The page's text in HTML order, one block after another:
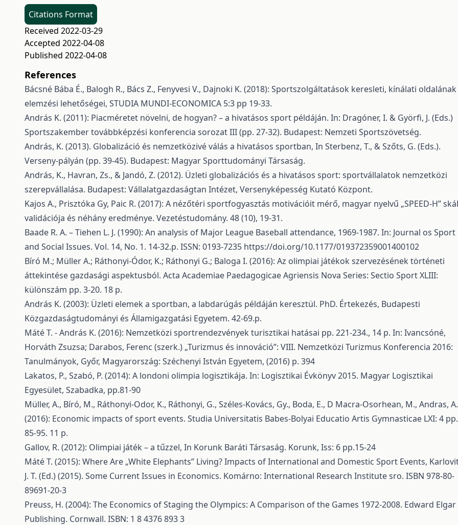
Citations Format
Received 2022-03-29
Accepted 2022-04-08
Published 2022-04-08
References
Bácsné Bába É., Balogh R., Bács Z., Fenyvesi V., Dajnoki K. (2018): Sportszolgáltatások keresleti, kínálati oldalának
elemzési lehetőségei, STUDIA MUNDI-ECONOMICA 5:3 pp 19-33.
András K. (2011): Piacméretet növelni, de hogyan? – a hivatásos sport példáján. In: Dragóner, I. & Györfi, J. (Eds.)
Sportszakember továbbképzési konferencia sorozat III (pp. 27-32). Budapest: Nemzeti Sportszövetség.
András, K. (2013). Globalizáció és nemzetközivé válás a hivatásos sportban, In Sterbenz, T., & Szőts, G. (Eds.).
Verseny-pályán (pp. 39-45). Budapest: Magyar Sporttudományi Társaság.
András, K., Havran, Zs., & Jandó, Z. (2012). Üzleti globalizációs és a hivatásos sport: sportvállalatok nemzetközi
szerepvállalása. Budapest: Vállalatgazdaságtan Intézet, Versenyképesség Kutató Központ.
Kajos A., Prisztóka Gy, Paic R. (2017): A nézőtéri sportfogyasztás motivációit mérő, magyar nyelvű „SPEED-H”
validációja és néhány eredménye. Vezetéstudomány. 48 (10), 19-31.
Baade R. A. – Tiehen L. J. (1990): An analysis of Major League Baseball attendance, 1969-1987. In: Journal os Sport
and Social Issues. Vol. 14, No. 1. 14-32.p. ISSN: 0193-7235 https://doi.org/10.1177/019372359001400102
Bíró M.; Müller A.; Ráthonyi-Ódor, K.; Ráthonyi G.; Baloga I. (2016): Az olimpiai játékok szervezésének történeti
áttekintése gazdasági aspektusból. Acta Academiae Paedagogicae Agriensis Nova Series: Sectio Sport XLIII:
különszám pp. 3-20. 18 p.
András K. (2003): Üzleti elemek a sportban, a labdarúgás példáján keresztül. PhD. Értekezés, Budapesti
Közgazdaságtudományi és Államigazgatási Egyetem. 42-69.p.
Máté T. - András K. (2016): Nemzetközi sportrendezvények turisztikai hatásai pp. 221-234., 14 p. In: Ivancsóné,
Horváth Zsuzsa; Darabos, Ferenc (szerk.) „Turizmus és innováció”: VIII. Nemzetközi Turizmus Konferencia 2016:
Tanulmányok, Győr, Magyarország: Széchenyi István Egyetem, (2016) p. 394
Lakatos, P., Szabó, P. (2014): A londoni olimpia logisztikája. In: Logisztikai Évkönyv 2015. Magyar Logisztikai
Egyesület, Szabadka, pp.81-90
Müller, A., Bíró, M., Ráthonyi-Odor, K., Ráthonyi, G., Széles-Kovács, Gy., Boda, E., D Macra-Osorhean, M., Andras, A.
(2016): Economic impacts of sport events. Studia Universitatis Babes-Bolyai Educatio Artis Gymnasticae LXI: 4 pp.
85-95. 11 p.
Gallov, R. (2012): Olimpiai játék – a tűzzel, In Korunk Baráti Társaság. Korunk, Iss: 6 pp.15-24
Máté T. (2015): Where Are „White Elephants” Living? Impacts of International and Domestic Sport Events,
J. T. (Ed.) (2015). Some Current Issues in Economics. Komárno: International Research Institute sro. ISBN 978-80-
89691-20-3
Preuss, H. (2004): The Economics of Staging the Olympics: A Comparison of the Games 1972-2008. Edward Elgar
Publishing. Cornwall. ISBN: 1 8 4376 893 3